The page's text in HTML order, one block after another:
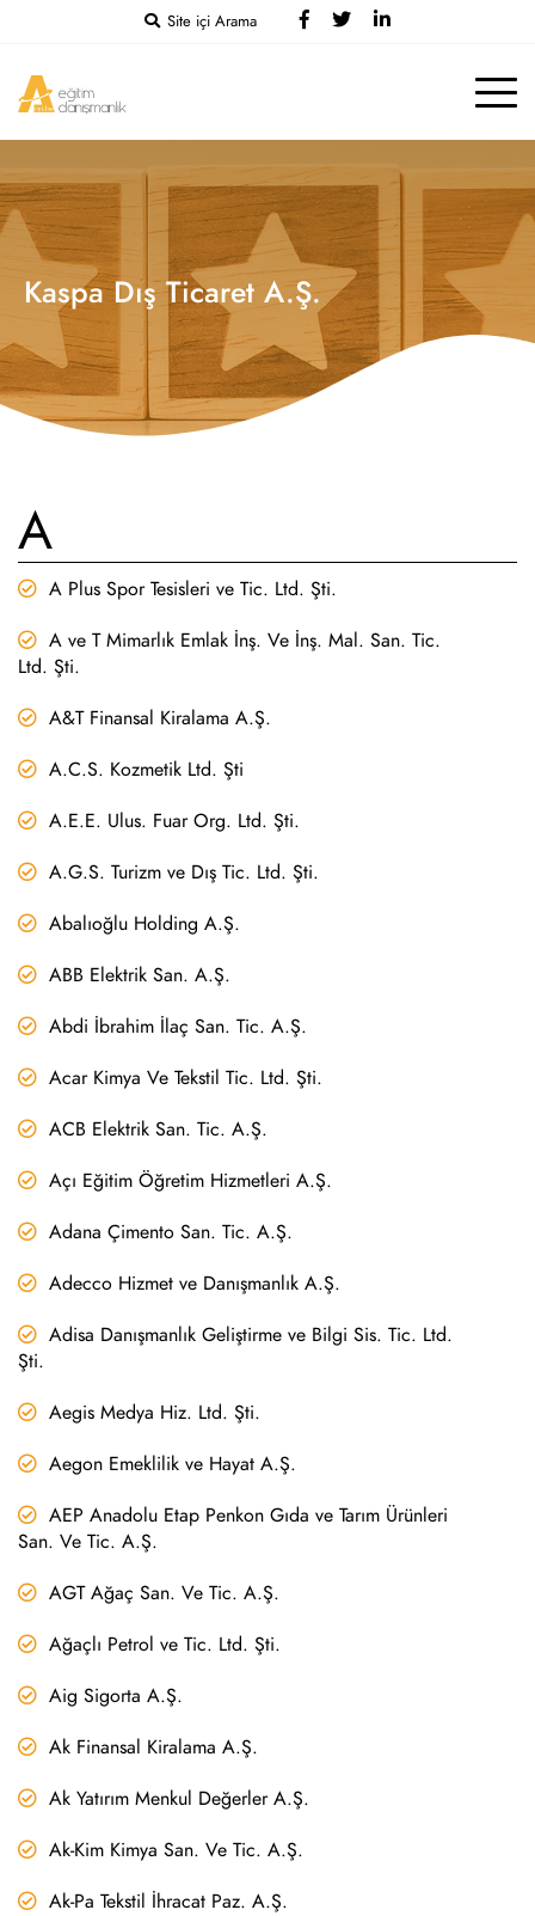
Site içi Arama
Kaspa Dış Ticaret A.Ş.
A
A Plus Spor Tesisleri ve Tic. Ltd. Şti.
A ve T Mimarlık Emlak İnş. Ve İnş. Mal. San. Tic.
Ltd. Şti.
A&T Finansal Kiralama A.Ş.
A.C.S. Kozmetik Ltd. Şti
A.E.E. Ulus. Fuar Org. Ltd. Şti.
A.G.S. Turizm ve Dış Tic. Ltd. Şti.
Abalıoğlu Holding A.Ş.
ABB Elektrik San. A.Ş.
Abdi İbrahim İlaç San. Tic. A.Ş.
Acar Kimya Ve Tekstil Tic. Ltd. Şti.
ACB Elektrik San. Tic. A.Ş.
Açı Eğitim Öğretim Hizmetleri A.Ş.
Adana Çimento San. Tic. A.Ş.
Adecco Hizmet ve Danışmanlık A.Ş.
Adisa Danışmanlık Geliştirme ve Bilgi Sis. Tic. Ltd.
Şti.
Aegis Medya Hiz. Ltd. Şti.
Aegon Emeklilik ve Hayat A.Ş.
AEP Anadolu Etap Penkon Gıda ve Tarım Ürünleri
San. Ve Tic. A.Ş.
AGT Ağaç San. Ve Tic. A.Ş.
Ağaçlı Petrol ve Tic. Ltd. Şti.
Aig Sigorta A.Ş.
Ak Finansal Kiralama A.Ş.
Ak Yatırım Menkul Değerler A.Ş.
Ak-Kim Kimya San. Ve Tic. A.Ş.
Ak-Pa Tekstil İhracat Paz. A.Ş.